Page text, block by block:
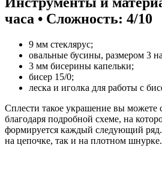
часа • Сложность: 4/10
9 мм стеклярус;
овальные бусины, размером 3
3 мм бисерины капельки;
бисер 15/0;
леска и иголка для работы с
Сплести такое украшение вы можете
благодаря подробной схеме, на
формируется каждый следующий
на цепочке, так и на плотном шнурке.